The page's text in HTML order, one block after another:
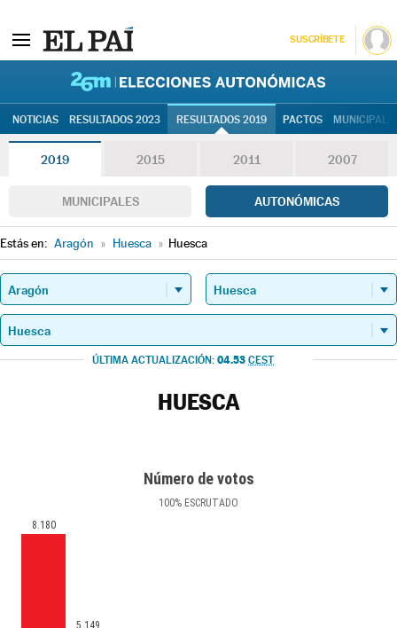
SUSCRÍBETE
NOTICIAS RESULTADOS 2023 RESULTADOS 2019 PACTOS
2019 2015 2011 2007
MUNICIPALES AUTONÓMICAS
Estás en: Aragón » Huesca » Huesca
ÚLTIMA ACTUALIZACIÓN: 04.53 CEST
HUESCA
Número de votos
100% ESCRUTADO
8.180
5.149